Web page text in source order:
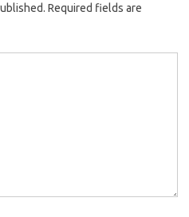
Required fields are